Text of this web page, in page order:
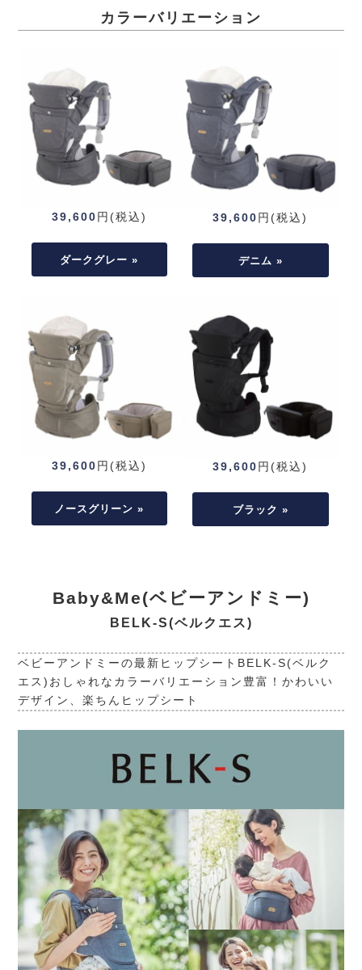
カラーバリエーション
39,600円(税込)
ダークグレー »
39,600円(税込)
デニム »
39,600円(税込)
ノースグリーン »
39,600円(税込)
ブラック »
Baby&Me(ベビーアンドミー)
BELK-S(ベルクエス)
ベビーアンドミーの最新ヒップシートBELK-S(ベルク
エス)おしゃれなカラーバリエーション豊富！かわいい
デザイン、楽ちんヒップシート